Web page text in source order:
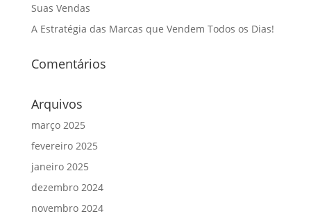
Suas Vendas
A Estratégia das Marcas que Vendem Todos os Dias!
Comentários
Arquivos
março 2025
fevereiro 2025
janeiro 2025
dezembro 2024
novembro 2024